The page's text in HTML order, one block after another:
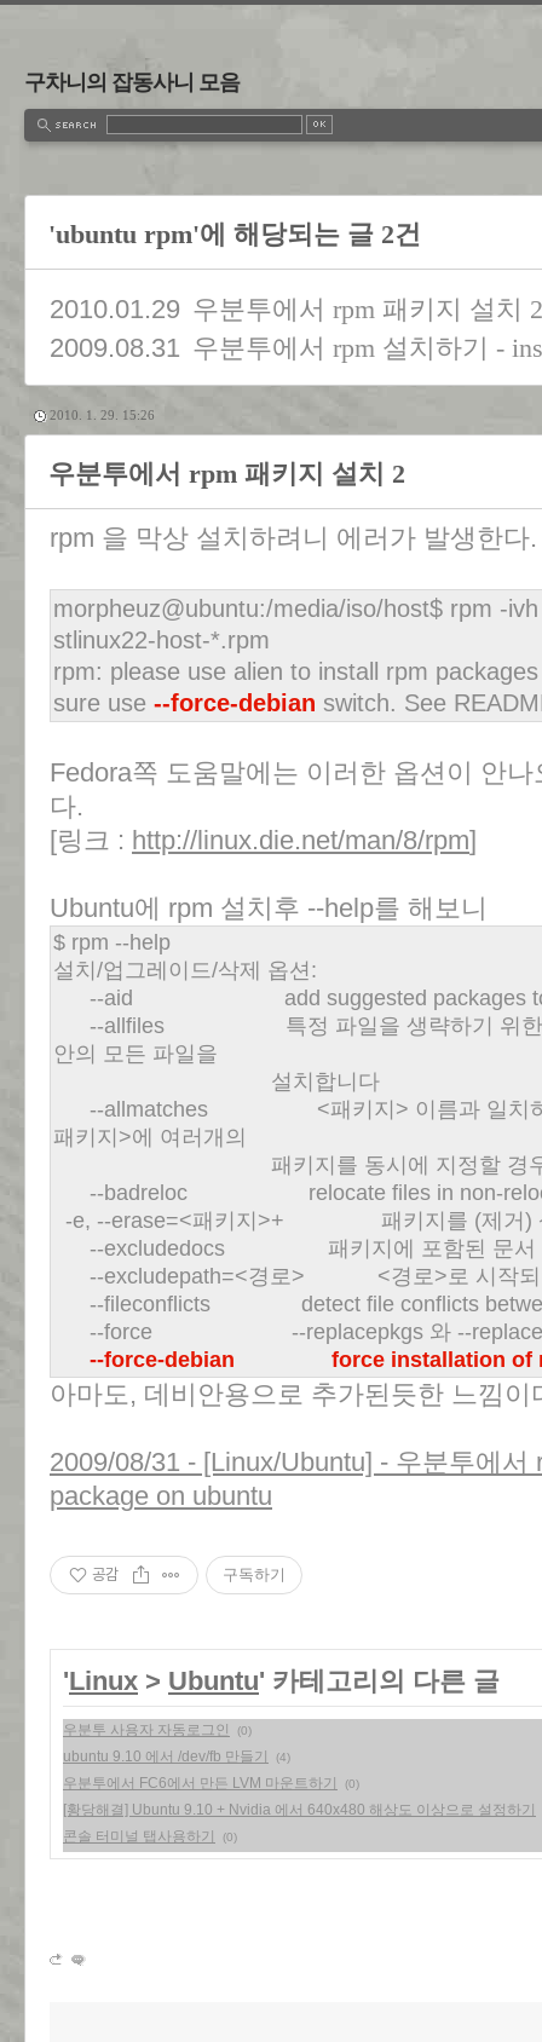
구차니의 잡동사니 모음
'ubuntu rpm'에 해당되는 글 2건
2010.01.29 우분투에서 rpm 패키지 설치 2
2009.08.31 우분투에서 rpm 설치하기 -
2010. 1. 29. 15:26
우분투에서 rpm 패키지 설치 2
rpm 을 막상 설치하려니 에러가 발생한다.
morpheuz@ubuntu:/media/iso/host$ rpm -
stlinux22-host-*.rpm
rpm: please use alien to install rpm
sure use --force-debian switch. See
Fedora쪽 도움말에는 이러한 옵션이 안
다.
[링크 : http://linux.die.net/man/8/rpm]
Ubuntu에 rpm 설치후 --help를 해보니
$ rpm --help
설치/업그레이드/삭제 옵션:
--aid add suggested packages to
--allfiles 특정 파일을 생략하기 위한 설
안의 모든 파일을
설치합니다
--allmatches <패키지> 이름과 일치하는
패키지>에 여러개의
패키지를 동시에 지정할 경우에는
--badreloc relocate files in non-
-e, --erase=<패키지>+ 패키지를 (제거)
--excludedocs 패키지에 포함된 문서 파
--excludepath=<경로> <경로>로 시작되는
--fileconflicts detect file conflicts
--force --replacepkgs 와 --replacefiles
--force-debian force installation of
아마도, 데비안용으로 추가된듯한 느낌이
2009/08/31 - [Linux/Ubuntu] - 우분투에서
package on ubuntu
공감 구독하기
'Linux > Ubuntu' 카테고리의 다른 글
우분투 사용자 자동로그인 (0)
ubuntu 9.10 에서 /dev/fb 만들기 (4)
우분투에서 FC6에서 만든 LVM 마운트하기 (0)
[황당해결] Ubuntu 9.10 + Nvidia 에서 640x480 해상도 이상으로 설정하기
콘솔 터미널 탭사용하기
(0)